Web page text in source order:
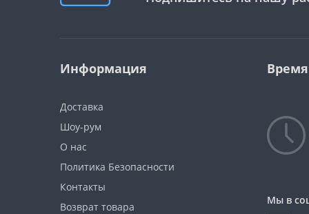
Информация
Доставка
Шоу-рум
О нас
Политика Безопасности
Контакты
Возврат товара
Мы в